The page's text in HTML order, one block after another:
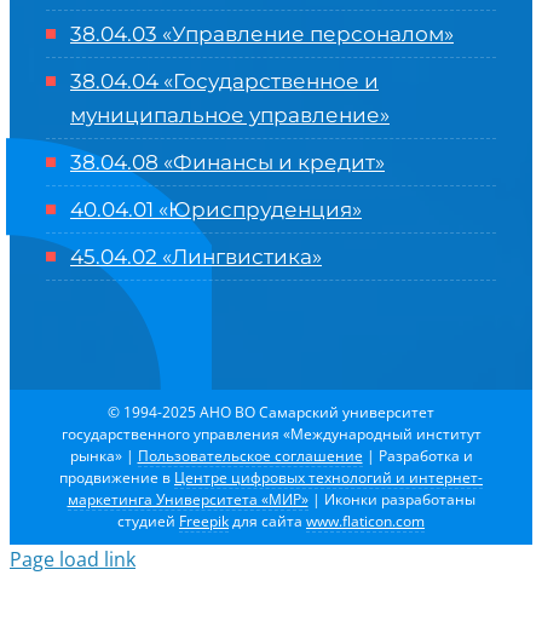
38.04.03 «Управление персоналом»
38.04.04 «Государственное и
муниципальное управление»
38.04.08 «Финансы и кредит»
40.04.01 «Юриспруденция»
45.04.02 «Лингвистика»
© 1994-2025 АНО ВО Самарский университет
государственного управления «Международный институт
рынка» | Пользовательское соглашение | Разработка и
продвижение в Центре цифровых технологий и интернет-
маркетинга Университета «МИР»| Иконки разработаны
студией Freepikдля сайта www.flaticon.com
Page load link